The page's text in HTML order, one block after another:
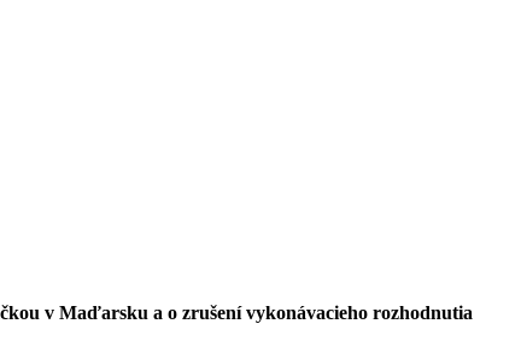
v Maďarsku a o zrušení vykonávacieho rozhodnutia